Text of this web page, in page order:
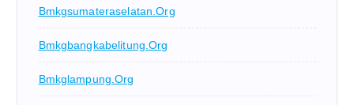
Bmkgsumateraselatan.org
Bmkgbangkabelitung.org
Bmkglampung.org